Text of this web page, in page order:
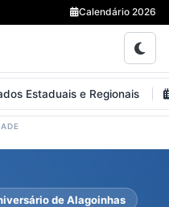
Calendário 2026
Estaduais e Regionais
de Alagoinhas